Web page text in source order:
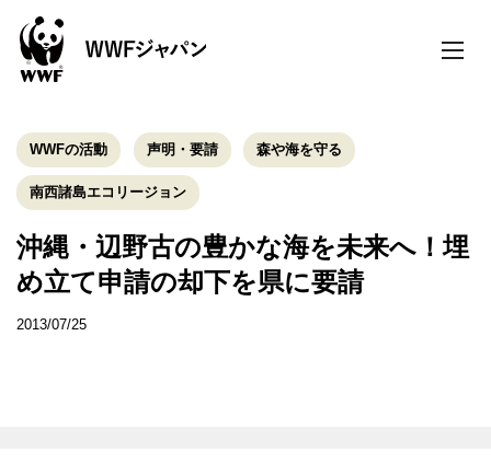
toggle
WWFの活動 声明・要請 森や海を守る
南西諸島エコリージョン
沖縄・辺野古の豊かな海を未来へ！埋
め立て申請の却下を県に要請
2013/07/25